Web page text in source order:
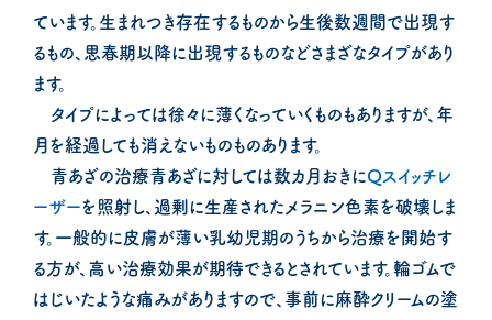
ています。生まれつき存在するものから生後数週間で出現す
るもの、思春期以降に出現するものなどさまざなタイプがあり
ます。
タイプによっては徐々に薄くなっていくものもありますが、年
月を経過しても消えないものものあります。
青あざの治療青あざに対しては数カ月おきにQスイッチレ
ーザーを照射し、過剰に生産されたメラニン色素を破壊しま
す。一般的に皮膚が薄い乳幼児期のうちから治療を開始す
る方が、高い治療効果が期待できるとされています。輪ゴムで
はじいたような痛みがありますので、事前に麻酔クリームの塗